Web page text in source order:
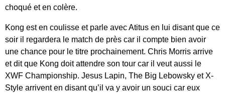
choqué et en colère.
Kong est en coulisse et parle avec Atitus en lui disant que ce
soir il regardera le match de près car il compte bien avoir
une chance pour le titre prochainement. Chris Morris arrive
et dit que Kong doit attendre son tour car il veut aussi le
XWF Championship. Jesus Lapin, The Big Lebowsky et X-
Style arrivent en disant qu’il va y avoir un souci car eux